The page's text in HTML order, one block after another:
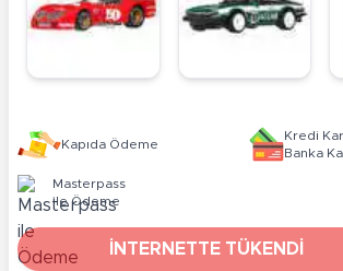
Kapıda Ödeme
Kredi
Banka
Masterpass
ile Ödeme
İNTERNETTE TÜKENDİ